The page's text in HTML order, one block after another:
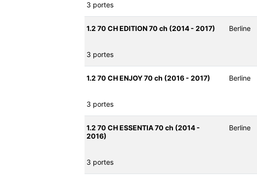
3 portes
1.2 70 CH EDITION 70 ch (2014 - 2017) Berline
3 portes
1.2 70 CH ENJOY 70 ch (2016 - 2017) Berline
3 portes
1.2 70 CH ESSENTIA 70 ch (2014 -
2016)
Berline
3 portes